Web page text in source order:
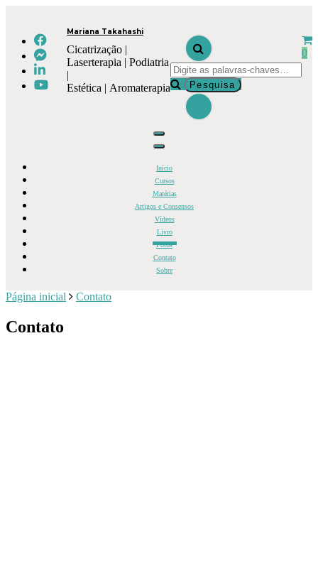
Mariana Takahashi
Cicatrização |
Laserterapia | Podiatria
|
Estética | Aromaterapia
0
Início
Cursos
Matérias
Artigos e Consensos
Vídeos
Livro
Fotos
Contato
Sobre
Página inicial Contato
Contato